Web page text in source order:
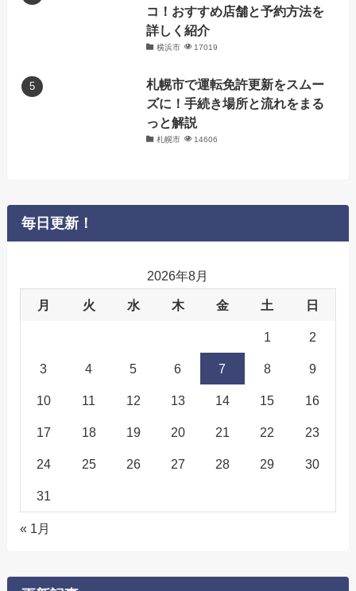
コ！おすすめ店舗と予約方法を
詳しく紹介
横浜市 17019
札幌市で運転免許更新をスムー
ズに！手続き場所と流れをまる
っと解説
札幌市 14606
毎日更新！
2026年8月
月 火 水 木 金 土 日
1 2
3 4 5 6 7 8 9
10 11 12 13 14 15 16
17 18 19 20 21 22 23
24 25 26 27 28 29 30
31
« 1月